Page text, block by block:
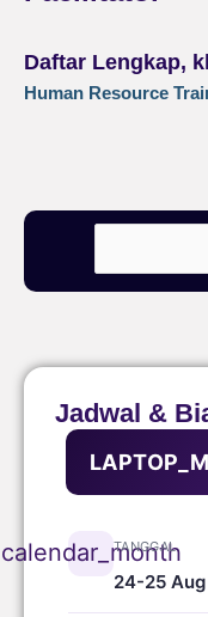
Daftar Lengkap,
Human Resource
Jadwal &
calendar_month
TANGGAL
24-25